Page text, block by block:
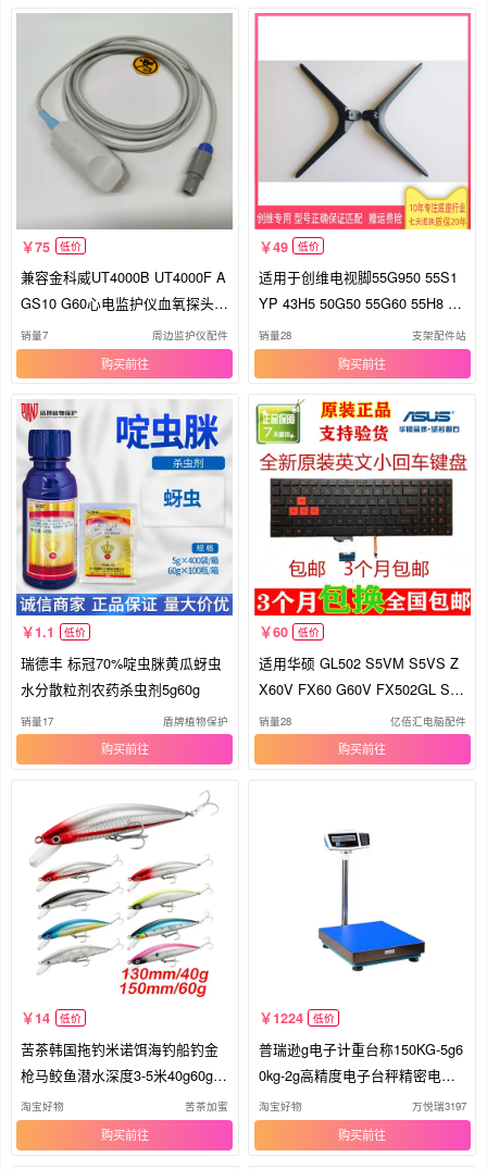
75 低价
兼容金科威UT4000B UT4000F A
GS10 G60心电监护仪血氧探头5
针
销量7 周边监护仪配件
购买
49 低价
适用于创维电视脚55G950 55S1
YP 43H5 50G50 55G60 55H8 55
H5底座
销量28 支架配件站
购买
1.1 低价
瑞德丰 标冠70%啶虫脒黄瓜蚜虫
水分散粒剂农药杀虫剂5g60g
销量17 盾牌植物保护
购买
60 低价
适用华硕 GL502 S5VM S5VS Z
X60V FX60 G60V FX502GL S5
VT 键盘
销量28 亿佰汇电脑配件
购买
14 低价
苦茶韩国拖钓米诺饵海钓船钓金
枪马鲛鱼潜水深度3-5米40g60g路
亚
淘宝好物 苦茶加蜜
购买
1224 低价
普瑞逊g电子计重台称150KG-5g6
0kg-2g高精度电子台秤精密电子
台秤
淘宝好物 万悦瑞3197
购买